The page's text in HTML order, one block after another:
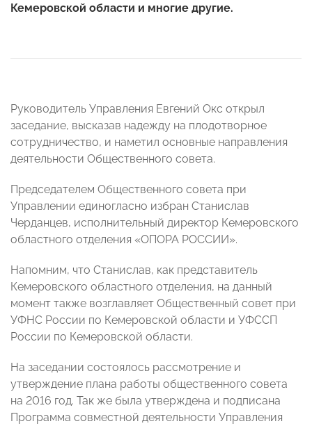
Кемеровской области и многие другие.
Руководитель Управления Евгений Окс открыл
заседание, высказав надежду на плодотворное
сотрудничество, и наметил основные направления
деятельности Общественного совета.
Председателем Общественного совета при
Управлении единогласно избран Станислав
Черданцев, исполнительный директор Кемеровского
областного отделения «ОПОРА РОССИИ».
Напомним, что Станислав, как представитель
Кемеровского областного отделения, на данный
момент также возглавляет Общественный совет при
УФНС России по Кемеровской области и УФССП
России по Кемеровской области.
На заседании состоялось рассмотрение и
утверждение плана работы общественного совета
на 2016 год. Так же была утверждена и подписана
Программа совместной деятельности Управления